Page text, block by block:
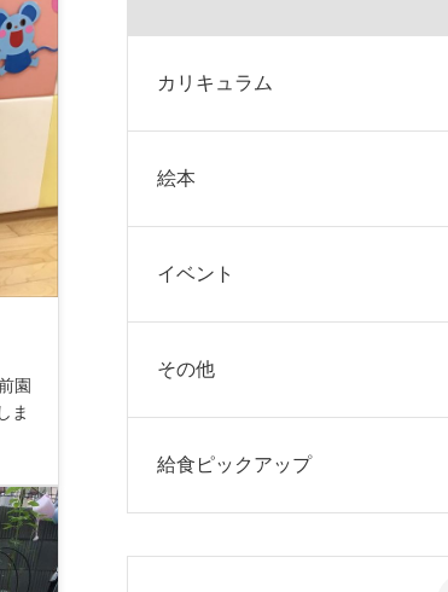
園
ま
カリキュラム
絵本
イベント
その他
給食ピックアップ